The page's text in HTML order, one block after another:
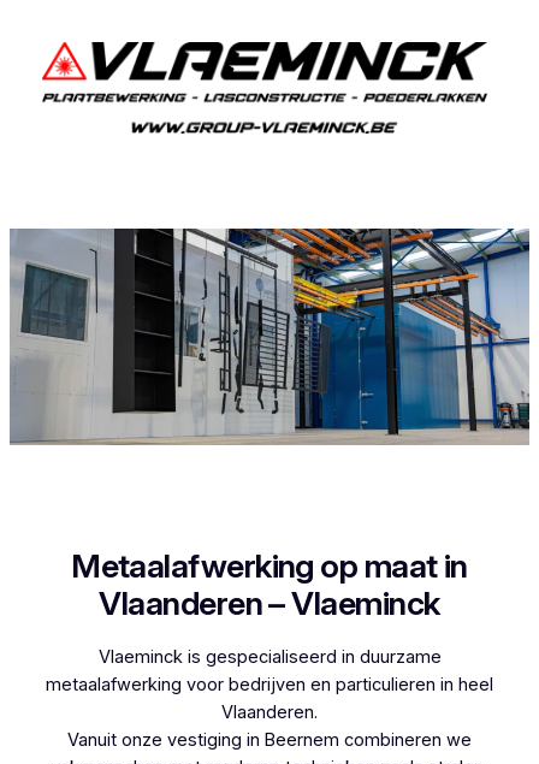
Metaalafwerking op maat in
Vlaanderen – Vlaeminck
Vlaeminck is gespecialiseerd in duurzame
metaalafwerking voor bedrijven en particulieren in heel
Vlaanderen.
Vanuit onze vestiging in Beernem combineren we